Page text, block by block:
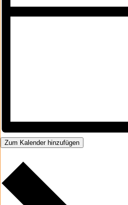
Zum Kalender hinzufügen